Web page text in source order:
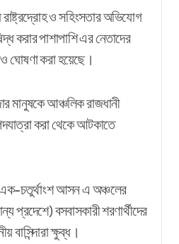
ও সহিংসতার অভিযোগ
করার পাশাপাশি এর নেতাদের
ঘোষণা করা হয়েছে।
মানুষকে আঞ্চলিক রাজধানী
করা থেকে আটকাতে
চতুর্থাংশ আসন এ অঞ্চলের
প্রদেশে) বসবাসকারী শরণার্থীদের
বাসিন্দারা ক্ষুব্ধ।